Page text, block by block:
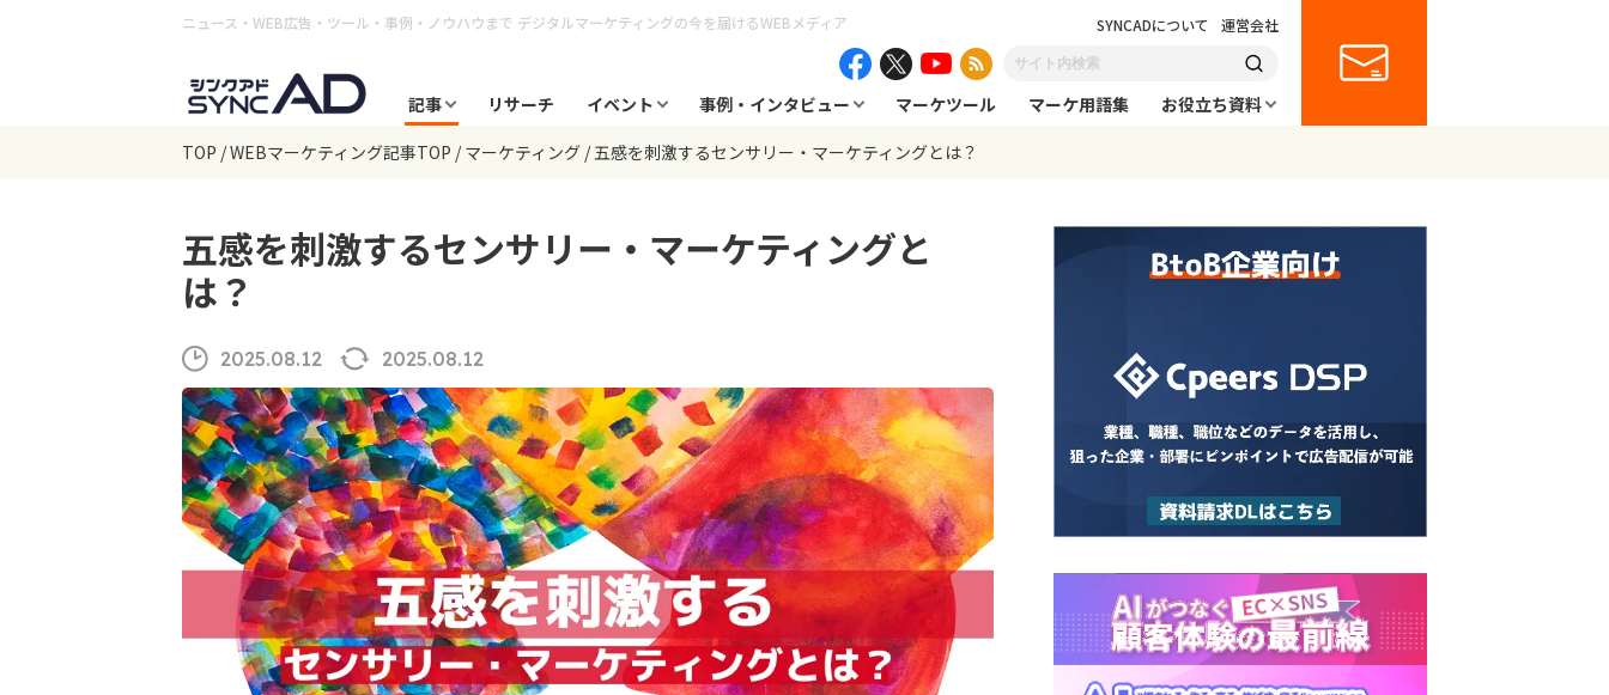
ニュース・WEB広告・ツール・事例・ノウハウまで デジタルマーケティングの今を届けるWEBメディア SYNCADについて 運営会社
記事 リサーチ イベント 事例・インタビュー マーケツール マーケ用語集
お役立ち資料
TOP WEBマーケティング記事TOP マーケティング 五感を刺激するセンサリー・マーケティングとは？
五感を刺激するセンサリー・マーケティングと
は？
2025.08.12 2025.08.12